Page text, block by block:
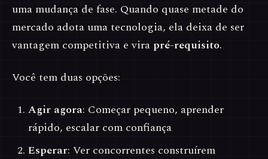
uma mudança de fase. Quando quase metade do
mercado adota uma tecnologia, ela deixa de ser
vantagem competitiva e vira pré-requisito.
Você tem duas opções:
Agir agora: Começar pequeno, aprender
rápido, escalar com confiança
Esperar: Ver concorrentes construírem